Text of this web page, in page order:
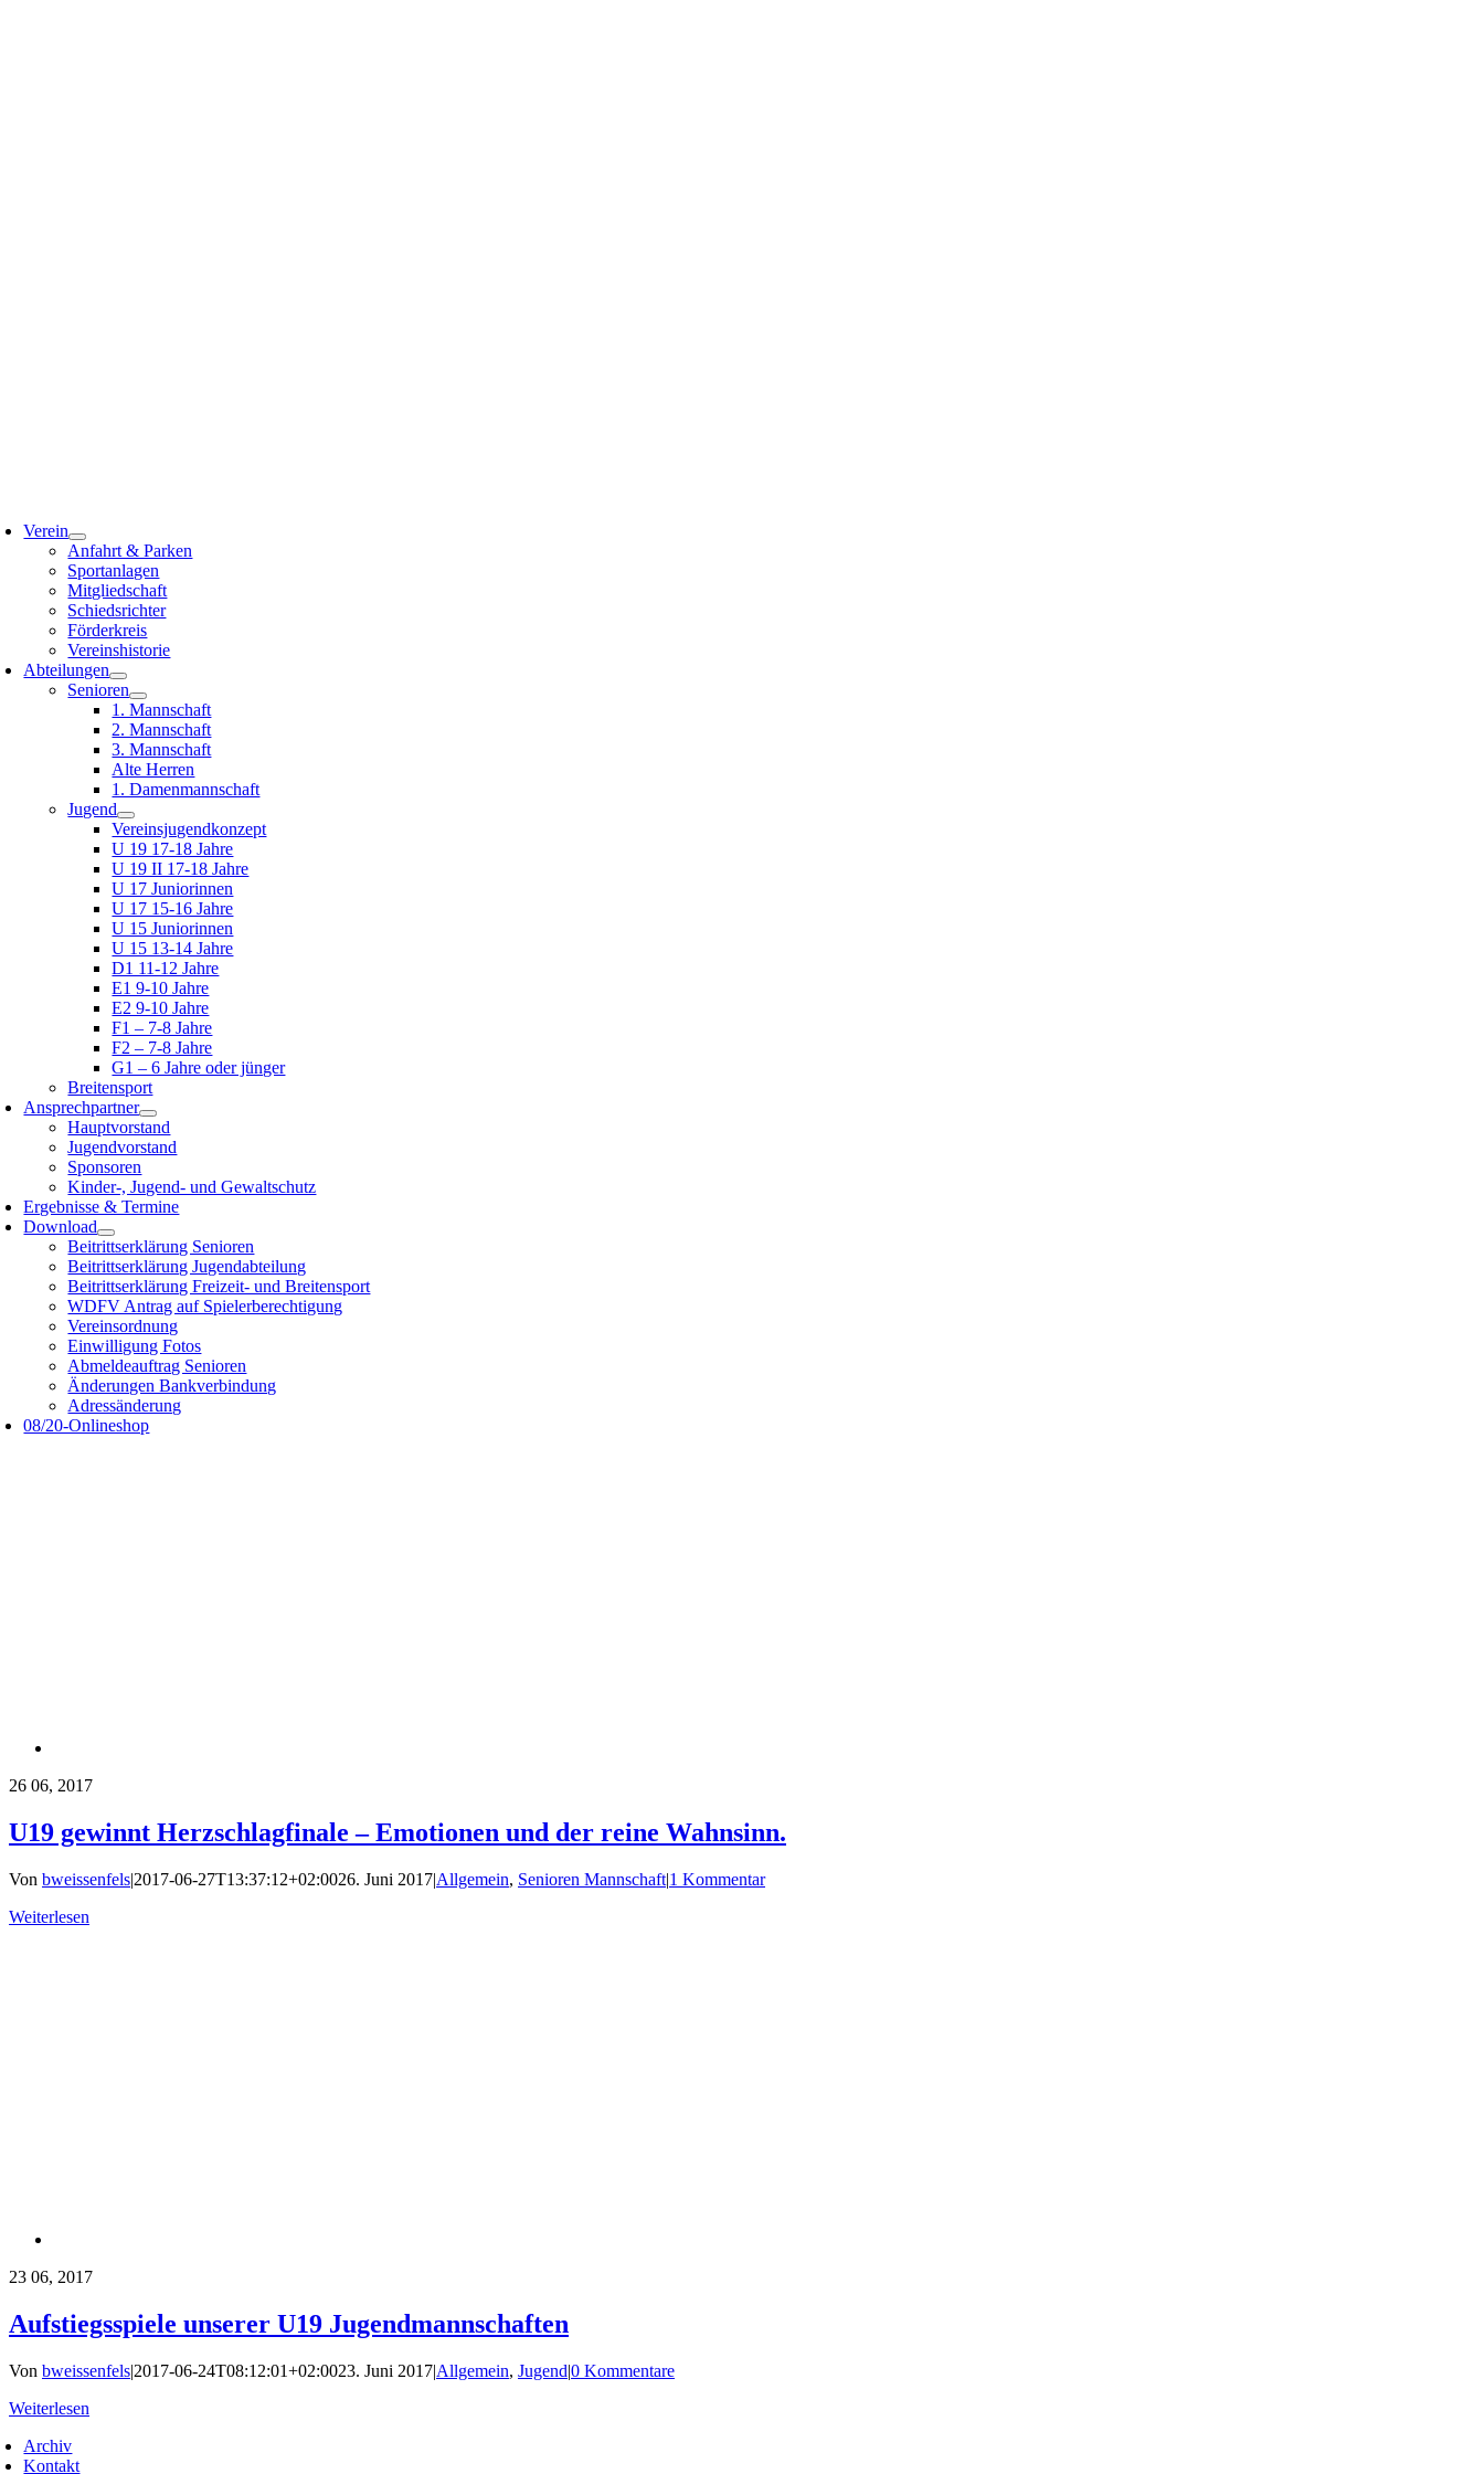
Verein
Anfahrt & Parken
Sportanlagen
Mitgliedschaft
Schiedsrichter
Förderkreis
Vereinshistorie
Abteilungen
Senioren
1. Mannschaft
2. Mannschaft
3. Mannschaft
Alte Herren
1. Damenmannschaft
Jugend
Vereinsjugendkonzept
U 19 17-18 Jahre
U 19 II 17-18 Jahre
U 17 Juniorinnen
U 17 15-16 Jahre
U 15 Juniorinnen
U 15 13-14 Jahre
D1 11-12 Jahre
E1 9-10 Jahre
E2 9-10 Jahre
F1 – 7-8 Jahre
F2 – 7-8 Jahre
G1 – 6 Jahre oder jünger
Breitensport
Ansprechpartner
Hauptvorstand
Jugendvorstand
Sponsoren
Kinder-, Jugend- und Gewaltschutz
Ergebnisse & Termine
Download
Beitrittserklärung Senioren
Beitrittserklärung Jugendabteilung
Beitrittserklärung Freizeit- und Breitensport
WDFV Antrag auf Spielerberechtigung
Vereinsordnung
Einwilligung Fotos
Abmeldeauftrag Senioren
Änderungen Bankverbindung
Adressänderung
08/20-Onlineshop
26 06, 2017
U19 gewinnt Herzschlagfinale – Emotionen und der reine Wahnsinn.
Von bweissenfels|2017-06-27T13:37:12+02:0026. Juni 2017|Allgemein, Senioren Mannschaft|1 Kommentar
Weiterlesen
23 06, 2017
Aufstiegsspiele unserer U19 Jugendmannschaften
Von bweissenfels|2017-06-24T08:12:01+02:0023. Juni 2017|Allgemein, Jugend|0 Kommentare
Weiterlesen
Archiv
Kontakt